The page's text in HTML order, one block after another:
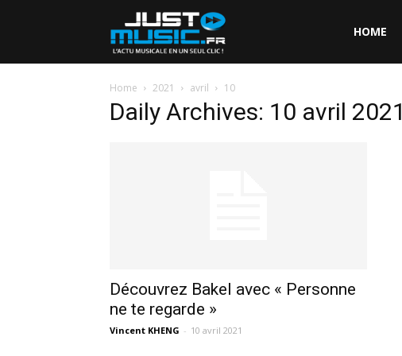
HOME
Home 2021 avril 10
Daily Archives: 10 avril 2021
Découvrez Bakel avec « Personne
ne te regarde »
Vincent KHENG - 10 avril 2021